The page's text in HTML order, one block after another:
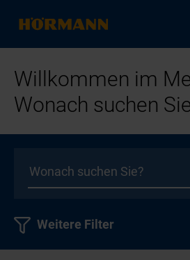
Willkommen im
Wonach suchen
Weitere Filter